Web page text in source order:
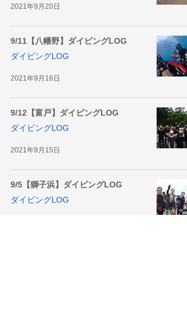
2021年9月20日
9/11【八幡野】ダイビングLOG
ダイビングLOG
2021年9月16日
9/12【富戸】ダイビングLOG
ダイビングLOG
2021年9月15日
9/5【獅子浜】ダイビングLOG
ダイビングLOG